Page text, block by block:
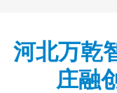
河北万乾
庄融